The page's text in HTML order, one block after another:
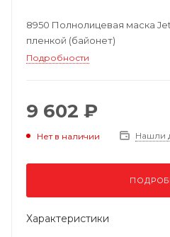
8950 Полнолицевая маска
пленкой (байонет)
Подробности
9 602 ₽
Нет в наличии Нашли
Характеристики